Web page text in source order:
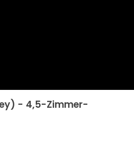
- 4,5-Zimmer-